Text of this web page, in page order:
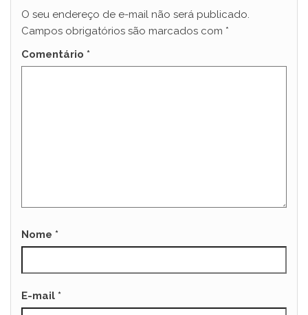
O seu endereço de e-mail não será publicado.
Campos obrigatórios são marcados com *
Comentário *
Nome *
E-mail *